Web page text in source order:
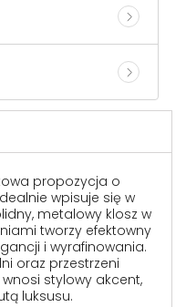
propozycja o
wpisuje się w
metalowy klosz w
tworzy efektowny
i wyrafinowania.
oraz przestrzeni
stylowy akcent,
luksusu.